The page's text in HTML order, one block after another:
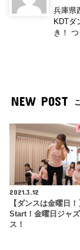
兵庫県
KDTダ
き！
NEW POST
2021.3.12
【ダンスは金曜日
Start！金曜日ジャ
ス！